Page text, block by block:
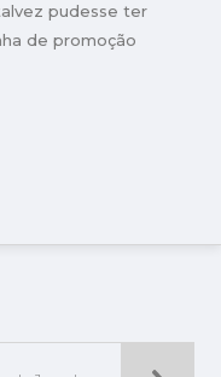
pudesse ter
de promoção